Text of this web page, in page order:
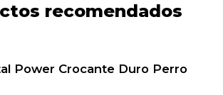
recomendados
Power Crocante Duro Perro